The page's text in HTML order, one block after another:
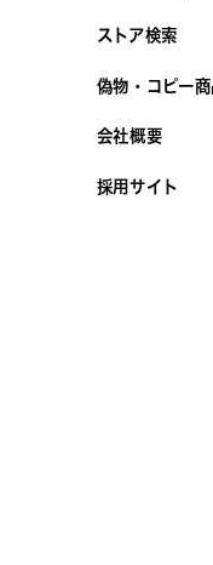
ストア検索
偽物・コピー
会社概要
採用サイト